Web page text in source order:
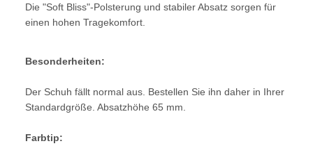
Die "Soft Bliss"-Polsterung und stabiler Absatz sorgen für
einen hohen Tragekomfort.
Besonderheiten:
Der Schuh fällt normal aus. Bestellen Sie ihn daher in Ihrer
Standardgröße. Absatzhöhe 65 mm.
Farbtip: